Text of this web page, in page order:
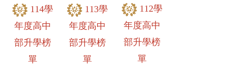
114學
年度高中
部升學榜
單
113學
年度高中
部升學榜
單
112學
年度高中
部升學榜
單